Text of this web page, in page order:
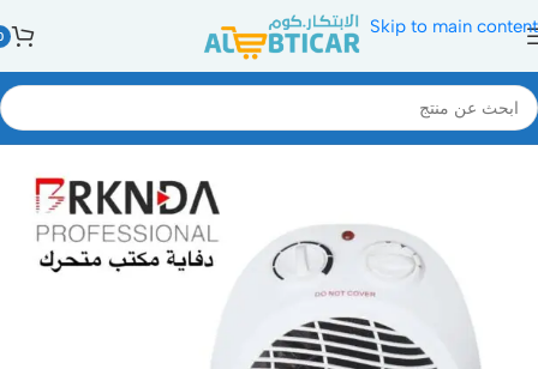
Skip to main content